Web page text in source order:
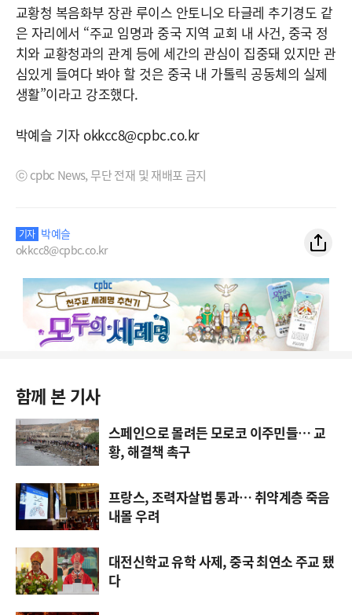
교황청 복음화부 장관 루이스 안토니오 타글레 추기경도 같
은 자리에서 “주교 임명과 중국 지역 교회 내 사건, 중국 정
치와 교황청과의 관계 등에 세간의 관심이 집중돼 있지만 관
심있게 들여다 봐야 할 것은 중국 내 가톨릭 공동체의 실제
생활”이라고 강조했다.
박예슬 기자 okkcc8@cpbc.co.kr
ⓒ cpbc News, 무단 전재 및 재배포 금지
기자 박예슬
okkcc8@cpbc.co.kr
함께 본 기사
스페인으로 몰려든 모로코 이주민들… 교
황, 해결책 촉구
프랑스, 조력자살법 통과… 취약계층 죽음
내몰 우려
대전신학교 유학 사제, 중국 최연소 주교 됐
다